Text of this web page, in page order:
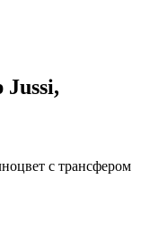
Jussi,
с трансфером